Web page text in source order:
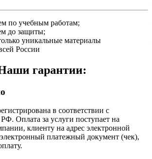
по учебным работам;
до защиты;
уникальные материалы
России
гарантии:
в соответствии с
РФ. Оплата за услуги поступает на
клиенту на адрес электронной
платежный документ (чек),